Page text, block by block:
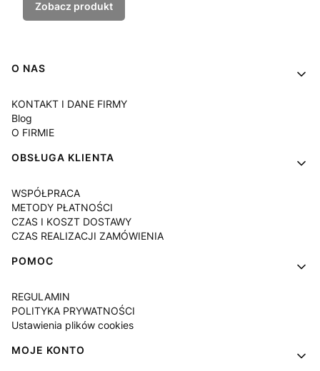
Zobacz produkt
Linki w stopce
O NAS
KONTAKT I DANE FIRMY
Blog
O FIRMIE
OBSŁUGA KLIENTA
WSPÓŁPRACA
METODY PŁATNOŚCI
CZAS I KOSZT DOSTAWY
CZAS REALIZACJI ZAMÓWIENIA
POMOC
REGULAMIN
POLITYKA PRYWATNOŚCI
Ustawienia plików cookies
MOJE KONTO